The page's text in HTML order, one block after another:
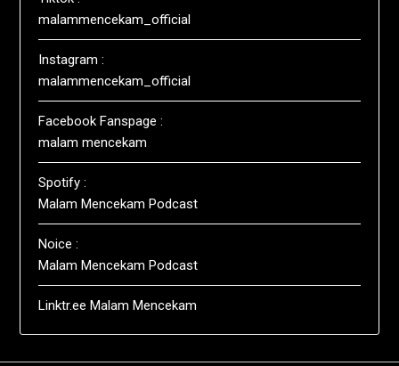
malammencekam_official
Instagram :
malammencekam_official
Facebook Fanspage :
malam mencekam
Spotify :
Malam Mencekam Podcast
Noice :
Malam Mencekam Podcast
Linktr.ee Malam Mencekam